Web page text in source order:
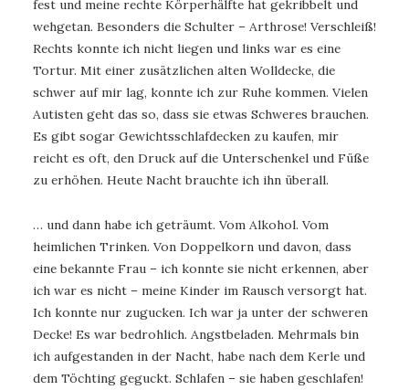
fest und meine rechte Körperhälfte hat gekribbelt und
wehgetan. Besonders die Schulter – Arthrose! Verschleiß!
Rechts konnte ich nicht liegen und links war es eine
Tortur. Mit einer zusätzlichen alten Wolldecke, die
schwer auf mir lag, konnte ich zur Ruhe kommen. Vielen
Autisten geht das so, dass sie etwas Schweres brauchen.
Es gibt sogar Gewichtsschlafdecken zu kaufen, mir
reicht es oft, den Druck auf die Unterschenkel und Füße
zu erhöhen. Heute Nacht brauchte ich ihn überall.
… und dann habe ich geträumt. Vom Alkohol. Vom
heimlichen Trinken. Von Doppelkorn und davon, dass
eine bekannte Frau – ich konnte sie nicht erkennen, aber
ich war es nicht – meine Kinder im Rausch versorgt hat.
Ich konnte nur zugucken. Ich war ja unter der schweren
Decke! Es war bedrohlich. Angstbeladen. Mehrmals bin
ich aufgestanden in der Nacht, habe nach dem Kerle und
dem Töchting geguckt. Schlafen – sie haben geschlafen!